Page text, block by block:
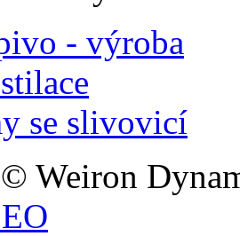
- výroba
se slivovicí
Weiron